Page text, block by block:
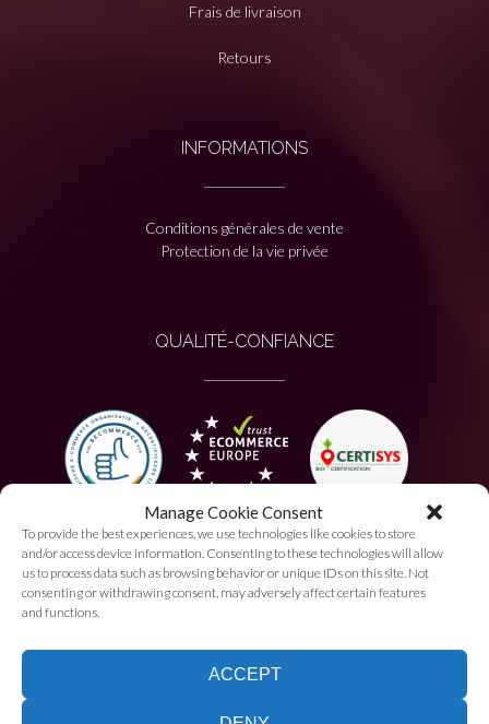
Manage Cookie Consent
To provide the best experiences, we use technologies like cookies to store
and/or access device information. Consenting to these technologies will allow
us to process data such as browsing behavior or unique IDs on this site. Not
consenting or withdrawing consent, may adversely affect certain features
and functions.
ACCEPT
Frais de livraison
Retours
INFORMATIONS
Conditions générales de vente
Protection de la vie privée
QUALITÉ-CONFIANCE
PAIEMENT AUTORISÉ